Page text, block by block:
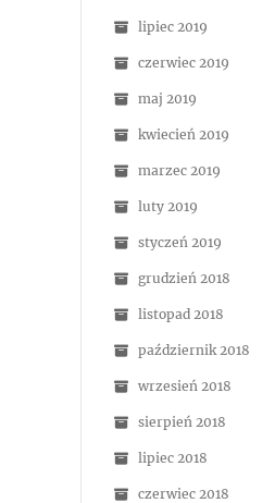
lipiec 2019
czerwiec 2019
maj 2019
kwiecień 2019
marzec 2019
luty 2019
styczeń 2019
grudzień 2018
listopad 2018
październik 2018
wrzesień 2018
sierpień 2018
lipiec 2018
czerwiec 2018